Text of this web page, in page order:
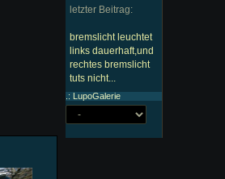
letzter Beitrag:
bremslicht leuchtet
links dauerhaft,und
rechtes bremslicht
tuts nicht...
.: LupoGalerie